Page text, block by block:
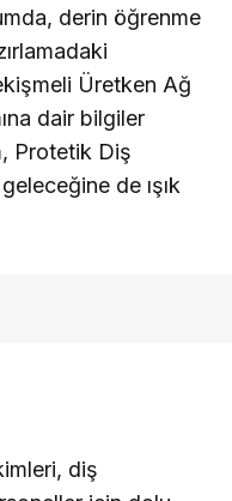
diş
için dolu
karşılayacak.
ancak
sempozyum ve
Dental Turizm
gün sürecek